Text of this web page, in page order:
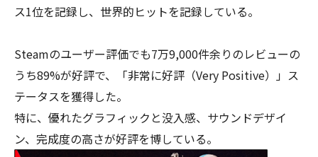
ス1位を記録し、世界的ヒットを記録している。
Steamのユーザー評価でも7万9,000件余りのレビューの
うち89%が好評で、「非常に好評（Very Positive）」ス
テータスを獲得した。
特に、優れたグラフィックと没入感、サウンドデザイ
ン、完成度の高さが好評を博している。